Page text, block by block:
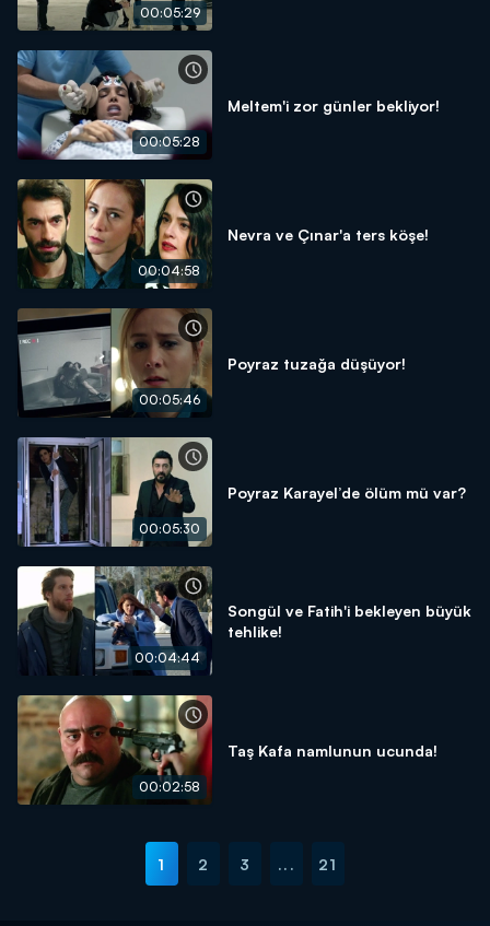
00:05:29
00:05:28
Meltem'i zor günler bekliyor!
00:04:58
Nevra ve Çınar'a ters köşe!
00:05:46
Poyraz tuzağa düşüyor!
00:05:30
Poyraz Karayel’de ölüm mü var?
00:04:44
Songül ve Fatih'i bekleyen büyük
tehlike!
00:02:58
Taş Kafa namlunun ucunda!
1 2 3 ... 21